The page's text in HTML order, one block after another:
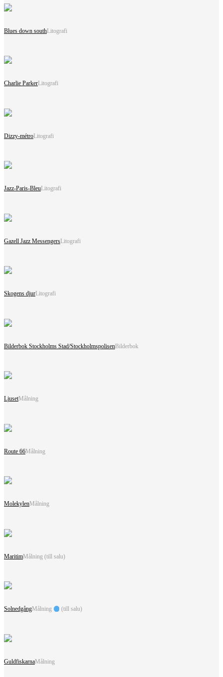
Blues down southLitografi
Charlie ParkerLitografi
Dizzy-métroLitografi
Jazz-Paris-BleuLitografi
Gazell Jazz MessengersLitografi
Skogens djurLitografi
Bilderbok Stockholms Stad/StockholmspolisenBilderbok
LjusetMålning
Route 66Målning
MolekylenMålning
MaritimMålning (till salu)
SolnedgångMålning (till salu)
GuldfiskarnaMålning